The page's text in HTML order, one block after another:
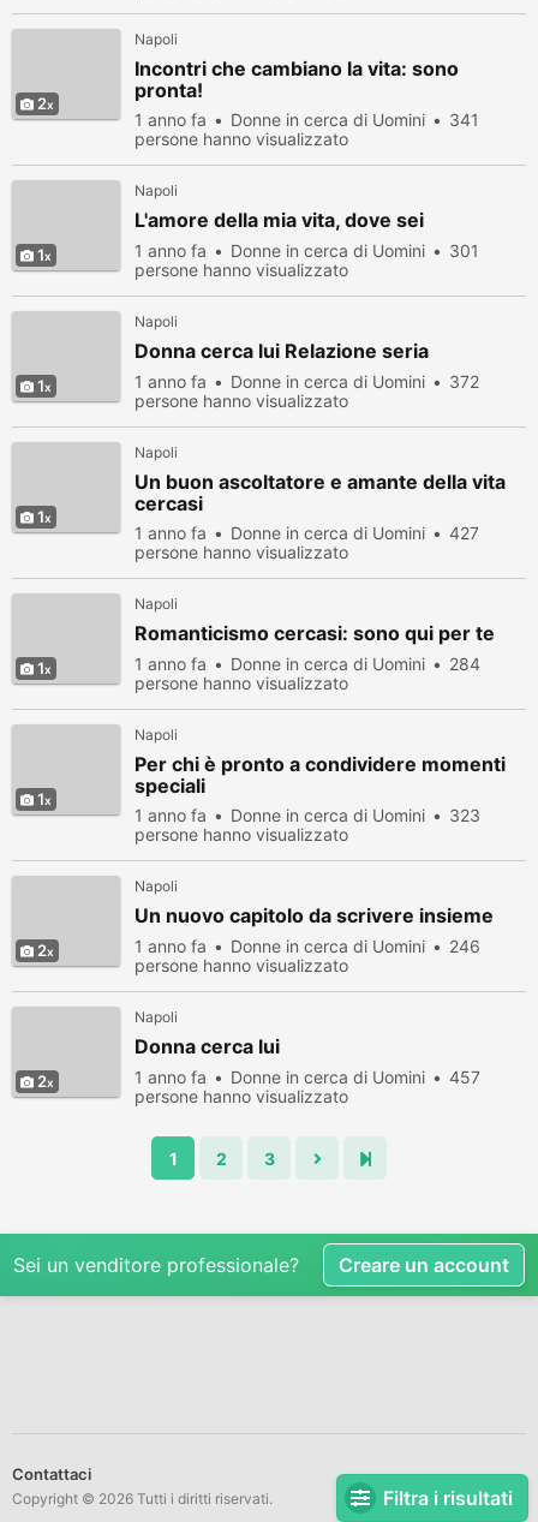
Filtra i risultati
2
Napoli
Incontri che cambiano la vita: sono
pronta!
1 anno fa Donne in cerca di Uomini
341
persone hanno visualizzato
1
Napoli
L'amore della mia vita, dove sei
1 anno fa Donne in cerca di Uomini
301
persone hanno visualizzato
1
Napoli
Donna cerca lui Relazione seria
1 anno fa Donne in cerca di Uomini
372
persone hanno visualizzato
1
Napoli
Un buon ascoltatore e amante della vita
cercasi
1 anno fa Donne in cerca di Uomini
427
persone hanno visualizzato
1
Napoli
Romanticismo cercasi: sono qui per te
1 anno fa Donne in cerca di Uomini
284
persone hanno visualizzato
1
Napoli
Per chi è pronto a condividere momenti
speciali
1 anno fa Donne in cerca di Uomini
323
persone hanno visualizzato
2
Napoli
Un nuovo capitolo da scrivere insieme
1 anno fa Donne in cerca di Uomini
246
persone hanno visualizzato
2
Napoli
Donna cerca lui
1 anno fa Donne in cerca di Uomini
457
persone hanno visualizzato
1 2 3
Sei un venditore professionale? Creare un account
Contattaci
Copyright © 2026 Tutti i diritti riservati.